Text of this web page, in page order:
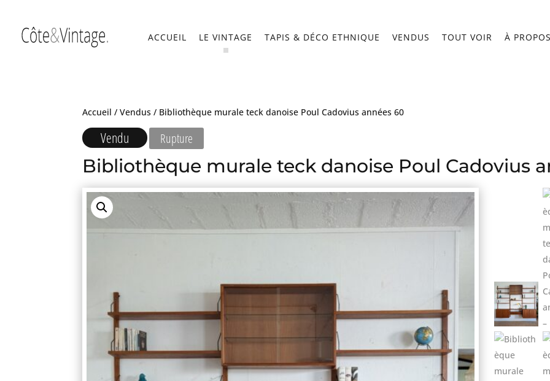
ACCUEIL LE VINTAGE TAPIS & DÉCO ETHNIQUE VENDUS TOUT VOIR À
Accueil /Vendus / Bibliothèque murale teck danoise Poul Cadovius années 60
Vendu Rupture
Bibliothèque murale teck danoise Poul Cadovius